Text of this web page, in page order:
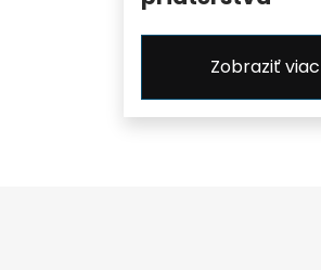
Zobraziť viac